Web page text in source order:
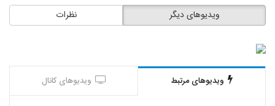
نظرات ویدیوهای دیگر
ویدیوهای مرتبط ویدیوهای کانال